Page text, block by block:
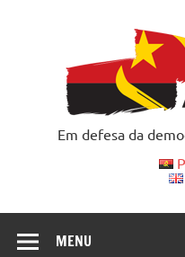
Em defesa da
MENU